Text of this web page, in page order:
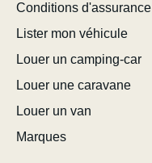
Conditions d'assurance
Lister mon véhicule
Louer un camping-car
Louer une caravane
Louer un van
Marques